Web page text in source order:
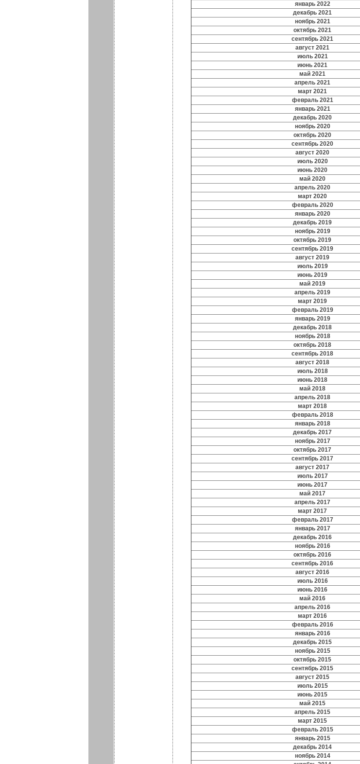
январь 2022
декабрь 2021
ноябрь 2021
октябрь 2021
сентябрь 2021
август 2021
июль 2021
июнь 2021
май 2021
апрель 2021
март 2021
февраль 2021
январь 2021
декабрь 2020
ноябрь 2020
октябрь 2020
сентябрь 2020
август 2020
июль 2020
июнь 2020
май 2020
апрель 2020
март 2020
февраль 2020
январь 2020
декабрь 2019
ноябрь 2019
октябрь 2019
сентябрь 2019
август 2019
июль 2019
июнь 2019
май 2019
апрель 2019
март 2019
февраль 2019
январь 2019
декабрь 2018
ноябрь 2018
октябрь 2018
сентябрь 2018
август 2018
июль 2018
июнь 2018
май 2018
апрель 2018
март 2018
февраль 2018
январь 2018
декабрь 2017
ноябрь 2017
октябрь 2017
сентябрь 2017
август 2017
июль 2017
июнь 2017
май 2017
апрель 2017
март 2017
февраль 2017
январь 2017
декабрь 2016
ноябрь 2016
октябрь 2016
сентябрь 2016
август 2016
июль 2016
июнь 2016
май 2016
апрель 2016
март 2016
февраль 2016
январь 2016
декабрь 2015
ноябрь 2015
октябрь 2015
сентябрь 2015
август 2015
июль 2015
июнь 2015
май 2015
апрель 2015
март 2015
февраль 2015
январь 2015
декабрь 2014
ноябрь 2014